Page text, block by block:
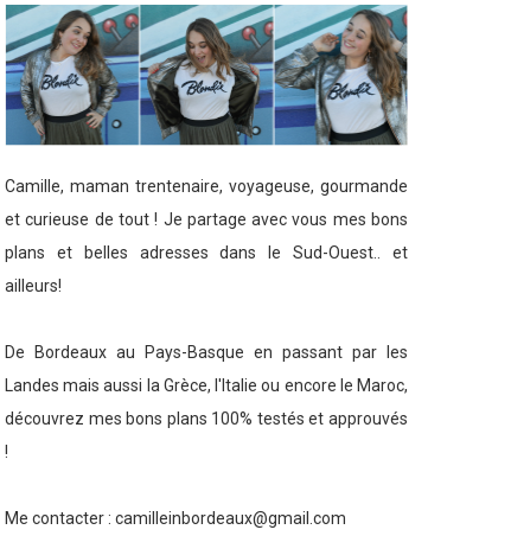
Camille, maman trentenaire, voyageuse, gourmande
et curieuse de tout ! Je partage avec vous mes bons
plans et belles adresses dans le Sud-Ouest.. et
ailleurs!
De Bordeaux au Pays-Basque en passant par les
Landes mais aussi la Grèce, l'Italie ou encore le Maroc,
découvrez mes bons plans 100% testés et approuvés
!
Me contacter : camilleinbordeaux@gmail.com